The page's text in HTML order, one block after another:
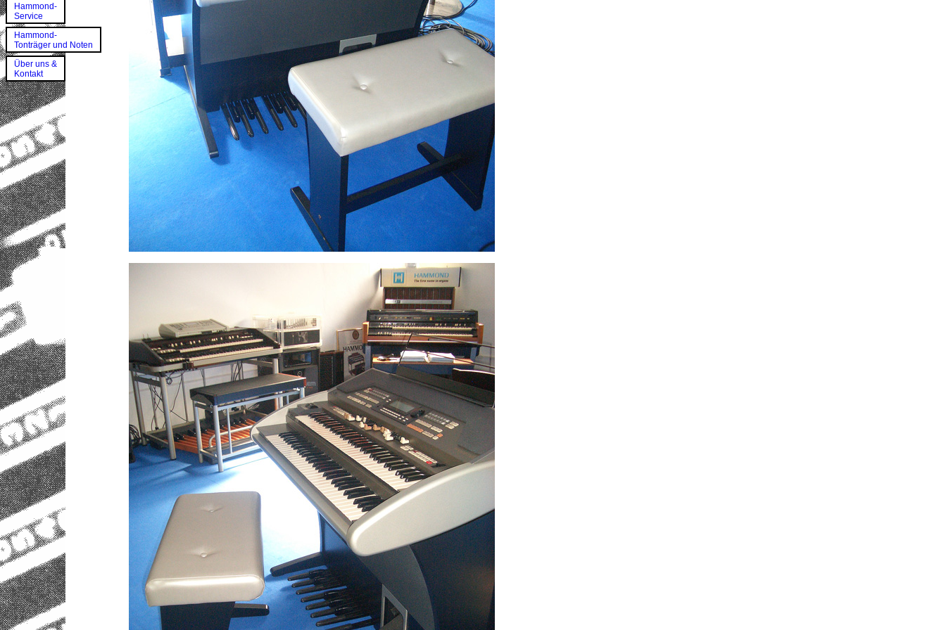
Hammond-
Service
Hammond-
Tonträger und Noten
Über uns &
Kontakt